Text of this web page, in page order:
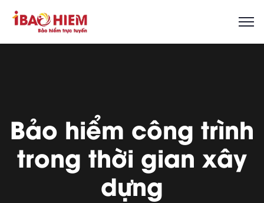
Bảo hiểm công trình
trong thời gian xây
dựng